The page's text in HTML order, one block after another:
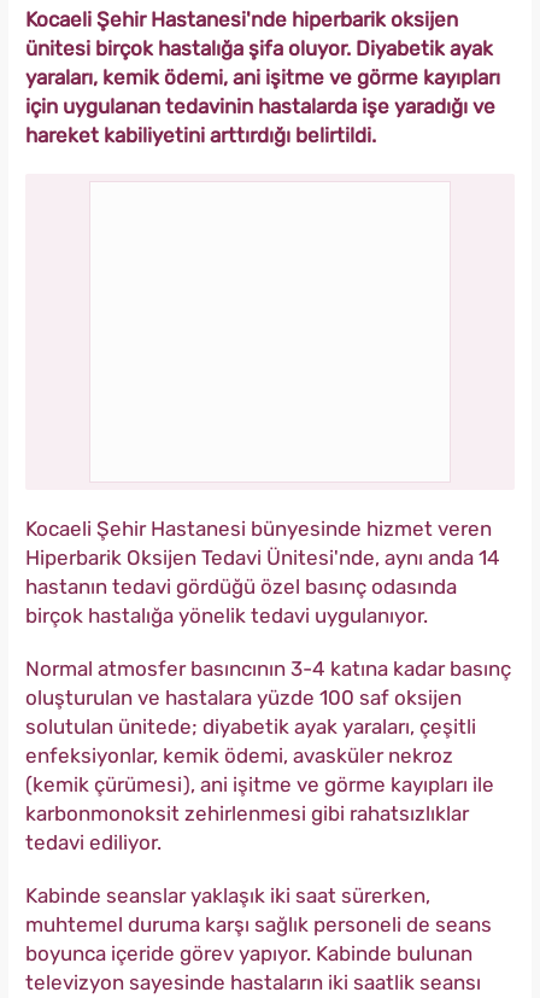
Kocaeli Şehir Hastanesi'nde hiperbarik oksijen
ünitesi birçok hastalığa şifa oluyor. Diyabetik ayak
yaraları, kemik ödemi, ani işitme ve görme kayıpları
için uygulanan tedavinin hastalarda işe yaradığı ve
hareket kabiliyetini arttırdığı belirtildi.
Kocaeli Şehir Hastanesi bünyesinde hizmet veren
Hiperbarik Oksijen Tedavi Ünitesi'nde, aynı anda 14
hastanın tedavi gördüğü özel basınç odasında
birçok hastalığa yönelik tedavi uygulanıyor.
Normal atmosfer basıncının 3-4 katına kadar basınç
oluşturulan ve hastalara yüzde 100 saf oksijen
solutulan ünitede; diyabetik ayak yaraları, çeşitli
enfeksiyonlar, kemik ödemi, avasküler nekroz
(kemik çürümesi), ani işitme ve görme kayıpları ile
karbonmonoksit zehirlenmesi gibi rahatsızlıklar
tedavi ediliyor.
Kabinde seanslar yaklaşık iki saat sürerken,
muhtemel duruma karşı sağlık personeli de seans
boyunca içeride görev yapıyor. Kabinde bulunan
televizyon sayesinde hastaların iki saatlik seansı